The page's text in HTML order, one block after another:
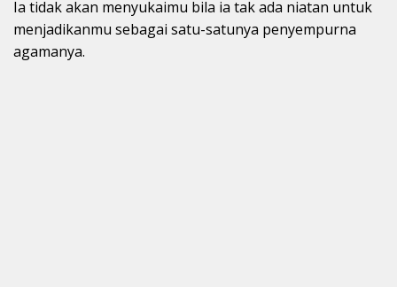
Ia tidak akan menyukaimu bila ia tak ada niatan untuk
menjadikanmu sebagai satu-satunya penyempurna
agamanya.